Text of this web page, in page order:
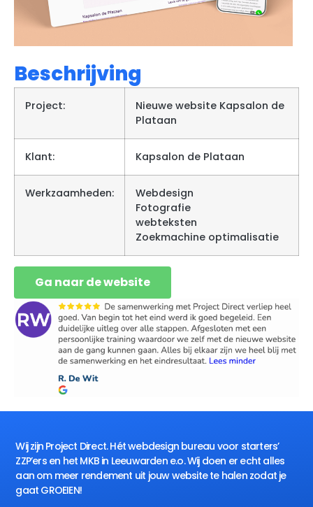
Beschrijving
Project:
Nieuwe website Kapsalon de
Plataan
Klant: Kapsalon de Plataan
Werkzaamheden:
Webdesign
Fotografie
webteksten
Zoekmachine optimalisatie
Ga naar de website
Wij zijn Project Direct. Hét webdesign bureau voor starters’
ZZP’ers en het MKB in Leeuwarden e.o. Wij doen er echt alles
aan om meer rendement uit jouw website te halen zodat je
gaat GROEIEN!